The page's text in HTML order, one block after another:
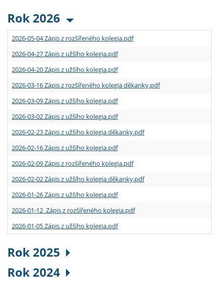
Rok 2026
2026-05-04 Zápis z rozšířeného kolegia.pdf
2026-04-27 Zápis z užšího kolegia.pdf
2026-04-20 Zápis z užšího kolegia.pdf
2026-03-16 Zápis z rozšířeného kolegia děkanky.pdf
2026-03-09 Zápis z užšího kolegia.pdf
2026-03-02 Zápis z užšího kolegia.pdf
2026-02-23 Zápis z užšího kolegia děkanky.pdf
2026-02-16 Zápis z užšího kolegia.pdf
2026-02-09 Zápis z rozšířeného kolegia.pdf
2026-02-02 Zápis z užšího kolegia děkanky.pdf
2026-01-26 Zápis z užšího kolegia.pdf
2026-01-12 Zápis z rozšířeného kolegia.pdf
2026-01-05 Zápis z užšího kolegia.pdf
Rok 2025
Rok 2024